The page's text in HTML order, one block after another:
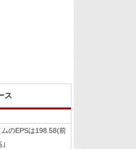
ス
のEPSは198.58(前
｣